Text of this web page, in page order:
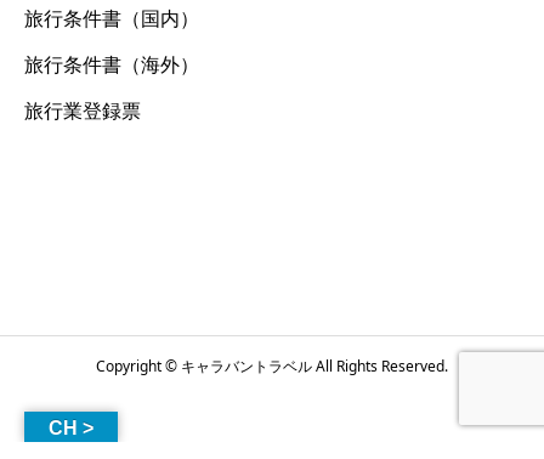
旅行条件書（国内）
旅行条件書（海外）
旅行業登録票
Copyright © キャラバントラベル All Rights Reserved.
CH >